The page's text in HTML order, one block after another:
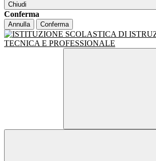
Chiudi
Conferma
Annulla Conferma